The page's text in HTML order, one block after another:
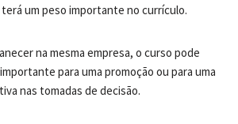
um peso importante no currículo.
na mesma empresa, o curso pode
para uma promoção ou para uma
nas tomadas de decisão.